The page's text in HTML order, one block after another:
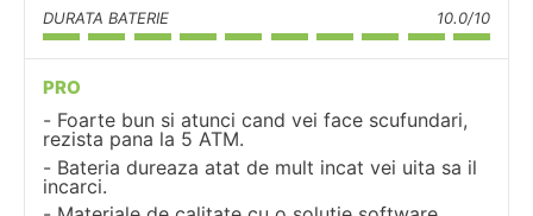
DURATA BATERIE 10.0/10
PRO
Foarte bun si atunci cand vei face scufundari,
rezista pana la 5 ATM.
Bateria dureaza atat de mult incat vei uita sa il
incarci.